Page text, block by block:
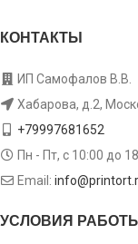
КОНТАКТЫ
ИП Самофалов В.В.
Хабарова, д.2,
+79997681652
Пн - Пт, с 10:00 до
Email:
УСЛОВИЯ